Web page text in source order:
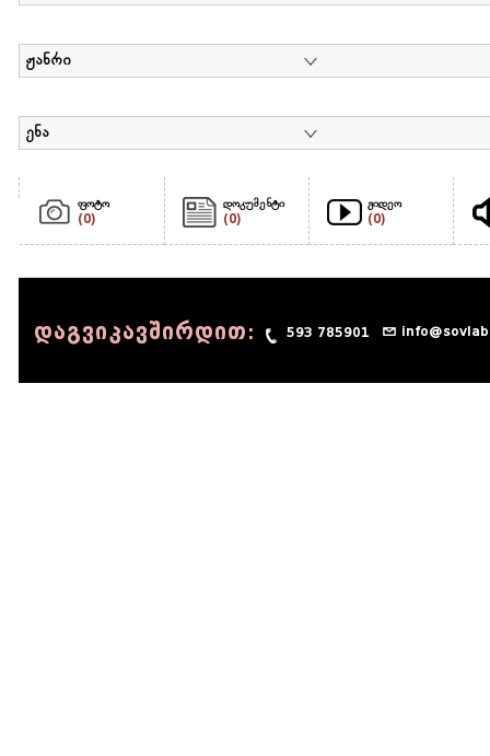
ჟანრი
ენა
ფოტო
(0)
დოკუმენტი
(0)
ვიდეო
(0)
დაგვიკავშირდით: 593 785901